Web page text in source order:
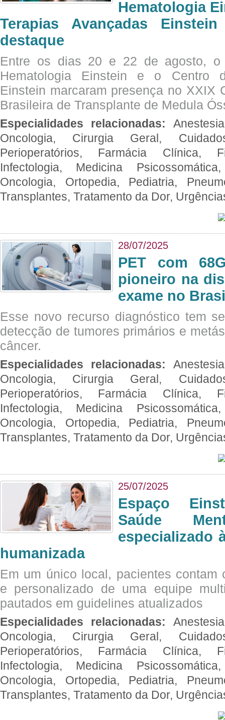
Hematologia
Terapias Avançadas
destaque
Entre os dias 20 e 22 de agosto, o
Hematologia Einstein e o Centro
Einstein marcaram presença no XXIX
Brasileira de Transplante de Medula
Especialidades relacionadas:
Oncologia, Cirurgia Geral,
Perioperatórios, Farmácia Clínica,
Infectologia, Medicina
Oncologia, Ortopedia, Pediatria,
Transplantes, Tratamento da Dor,
28/07/2025
PET com
pioneiro na
exame no
Esse novo recurso diagnóstico tem
detecção de tumores primários e
câncer.
Especialidades relacionadas:
Oncologia, Cirurgia Geral,
Perioperatórios, Farmácia Clínica,
Infectologia, Medicina
Oncologia, Ortopedia, Pediatria,
Transplantes, Tratamento da Dor,
25/07/2025
Espaço
Saúde
especializado
humanizada
Em um único local, pacientes contam
e personalizado de uma equipe
pautados em guidelines atualizados
Especialidades relacionadas:
Oncologia, Cirurgia Geral,
Perioperatórios, Farmácia Clínica,
Infectologia, Medicina
Oncologia, Ortopedia, Pediatria,
Transplantes, Tratamento da Dor,